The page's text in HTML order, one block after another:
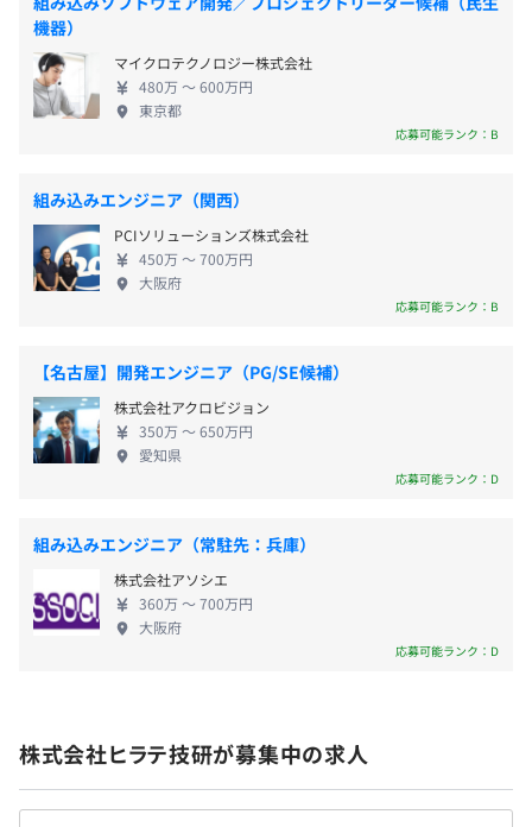
〈年間休日120日／年間有給休暇10日～20日 ※下限日数
・祝日
・夏季休暇
・年末年始休暇
・GW
・残業代（全額支給）
・通勤手当（交通費支給 ※上限3万5千円）
・家族手当（配偶者：1万5千円／子ども：第1子：5千円
賞与：年2回（2024年度実績4.15カ月）
昇給：年1回（2025年度実績4.5%）
化する時代に設計も変化し続けていかなければいけ
ません。“いい技術者を育てること”こそがこれから
のモノづくりに対する我々の重要な使命です。目指す
はプロフェッショナル集団。教育制度を充実させる
ため、当社はキャリアセンターを設立しました。入
得支援等のキャリア構築支援まで、さまざまなサポ
ートを徹底しておこなっています。技術専門のプロフ
ェッショナル集団として、個々の能力に応じた教育
を惜しまず、いつの時代も生き抜ける技術者を育て
コエネルギー 当社で働いている社員や社員の家族も
豊かでなくてはいけません。ただ仕事をするだけの
会社ではつまらない。 もっと成長できる、毎日が充
実している、そんな会社でありたい。ヒラテ技研に
関わる人全てを豊かにするために、これからもヒラ
度の充実など、働きやすい環境づくりにも注力して
います。 （フレックスタイム制度、住宅補助、各種
手当、出産・育児・介護の両立支援など多数）
機器）
マイクロテクノロジー株式会社
480万 〜 600万円
東京都
応募可能ランク：B
組み込みエンジニア（関西）
PCIソリューションズ株式会社
450万 〜 700万円
大阪府
応募可能ランク：B
【名古屋】開発エンジニア（PG/SE候補）
株式会社アクロビジョン
350万 〜 650万円
愛知県
応募可能ランク：D
組み込みエンジニア（常駐先：兵庫）
株式会社アソシエ
360万 〜 700万円
大阪府
応募可能ランク：D
株式会社ヒラテ技研が募集中の求人